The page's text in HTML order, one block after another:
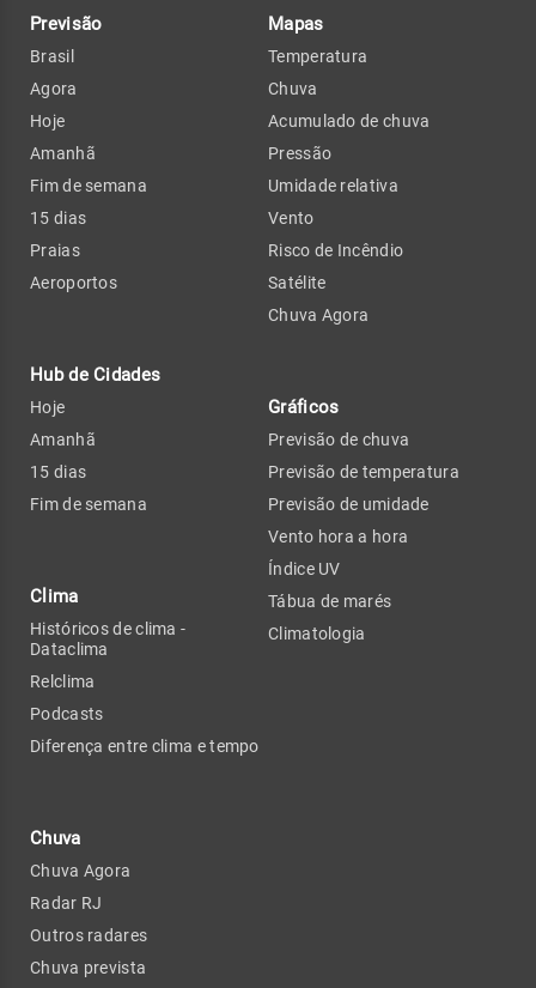
Previsão
Brasil
Agora
Hoje
Amanhã
Fim de semana
15 dias
Praias
Aeroportos
Hub de Cidades
Hoje
Amanhã
15 dias
Fim de semana
Clima
Históricos de clima -
Dataclima
Relclima
Podcasts
Diferença entre clima e tempo
Chuva
Chuva Agora
Radar RJ
Outros radares
Chuva prevista
Mapas
Temperatura
Chuva
Acumulado de chuva
Pressão
Umidade relativa
Vento
Risco de Incêndio
Satélite
Chuva Agora
Gráficos
Previsão de chuva
Previsão de temperatura
Previsão de umidade
Vento hora a hora
Índice UV
Tábua de marés
Climatologia